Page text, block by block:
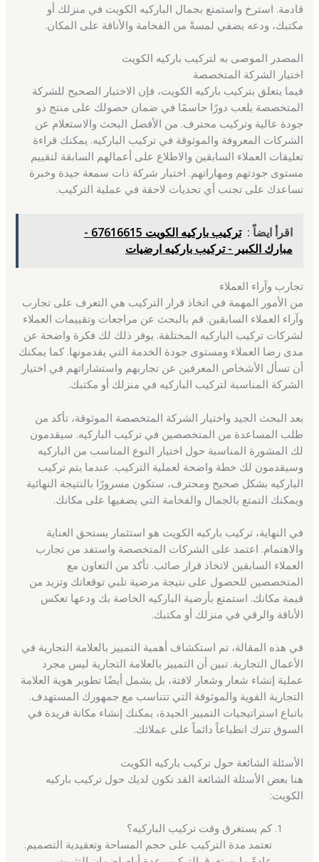
قادمة. استرخ واستمتع بجمال الباركيه الكويت في منزلك أو
مكتبك، ودعه يضفي لمسةً من الفخامة والأناقة على المكان.
المصدر الموصى به لتركيب باركيه الكويت
اختيار الشركة المتخصصة
فيما يتعلق بتركيب باركيه الكويت، فإن الاختيار الصحيح للشركة
المتخصصة يلعب دورًا حاسمًا في ضمان حصولك على منتج ذو
جودة عالية وتركيب محترف. من الأفضل البحث والاستعلام عن
الشركات المعروفة والموثوقة في تركيب الباركيه. يمكنك قراءة
تعليقات العملاء السابقين والاطلاع على أعمالهم السابقة لتقييم
مستوى جودتهم ومهاراتهم. اختيار شركة ذات سمعة جيدة وخبرة
تساعدك على تجنب أي تحديات لاحقة في عملية التركيب.
اقرأ ايضاً :
تركيب باركيه الكويت 67616615 -
مبارك الكبير - تركيب باركيه ارضيات
تجارب وآراء العملاء
من الأمور المهمة في اتخاذ قرار التركيب هي التعرف على تجارب
وآراء العملاء السابقين. قم بالبحث عن مراجعات وتقييمات العملاء
لشركات تركيب الباركيه المختلفة. يوفر ذلك لك فكرة واضحة عن
مدى رضا العملاء ومستوى جودة الخدمة التي يقدمونها. كما يمكنك
أن تسأل الأشخاص المعرفين عن تجاربهم واستشاراتهم في اختيار
الشركة المناسبة لتركيب الباركيه في منزلك أو مكتبك.
بعد البحث الجيد واختيار الشركة المتخصصة الموثوقة، تأكد من
طلب المساعدة من المتخصصين في تركيب الباركيه. سيقدمون
لك المشورة المناسبة حول اختيار النوع المناسب من الباركيه
وسيقدمون لك خطة واضحة لعملية التركيب. عندما يتم تركيب
الباركيه بشكل صحيح ومحترف، ستكون مسرورًا بالنتيجة النهائية
ويمكنك التمتع بالجمال والفخامة التي يضفيها على مكانك.
في النهاية، تركيب باركيه الكويت هو استثمار يستحق العناية
والاهتمام. اعتمد على الشركات المتخصصة واستفد من تجارب
العملاء السابقين لاتخاذ قرار صائب. تأكد من التعاون مع
المتخصصين للحصول على نتيجة مرضية تلبي توقعاتك وتزيد من
قيمة مكانك. استمتع بأرضية الباركيه الخاصة بك ودعها تعكس
الأناقة والرقي في منزلك أو مكتبك.
في هذه المقالة، تم استكشاف أهمية التمييز بالعلامة التجارية في
الأعمال التجارية. تبين أن التمييز بالعلامة التجارية ليس مجرد
عملية إنشاء شعار وشعار لافتة، بل يشمل أيضًا تطوير هوية العلامة
التجارية القوية والموثوقة التي تتناسب مع جمهورك المستهدف.
باتباع استراتيجيات التمييز الجيدة، يمكنك إنشاء مكانة فريدة في
السوق تترك انطباعاً دائماً على عملائك.
الأسئلة الشائعة حول تركيب باركيه الكويت
هنا بعض الأسئلة الشائعة القد تكون لديك حول تركيب باركيه
الكويت:
كم يستغرق وقت تركيب الباركيه؟
تعتمد مدة التركيب على حجم المساحة وتعقيدية التصميم.